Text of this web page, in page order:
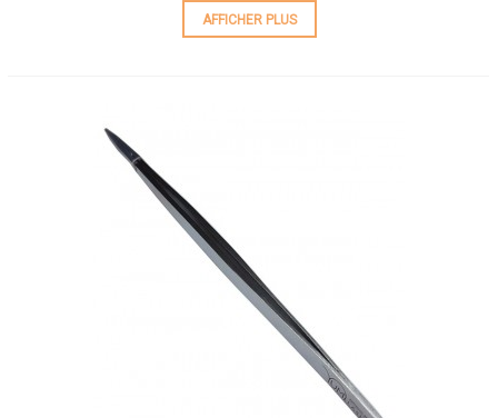
AFFICHER PLUS